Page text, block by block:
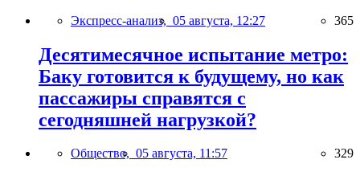
Экспресс-анализ, 05 августа, 12:27 365
Десятимесячное испытание метро:
Баку готовится к будущему, но как
пассажиры справятся с
сегодняшней нагрузкой?
Общество, 05 августа, 11:57 329